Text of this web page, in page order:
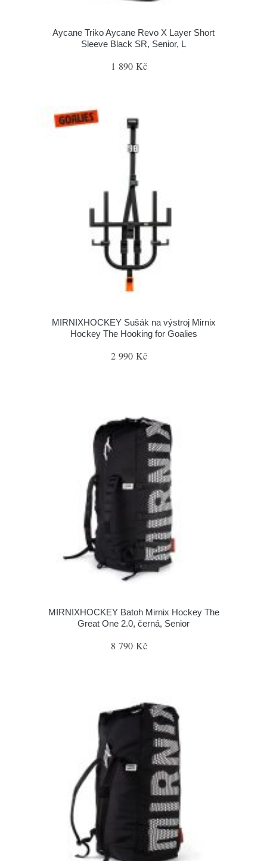
Aycane Triko Aycane Revo X Layer Short
Sleeve Black SR, Senior, L
1 890 Kč
MIRNIXHOCKEY Sušák na výstroj Mirnix
Hockey The Hooking for Goalies
2 990 Kč
MIRNIXHOCKEY Batoh Mirnix Hockey The
Great One 2.0, černá, Senior
8 790 Kč